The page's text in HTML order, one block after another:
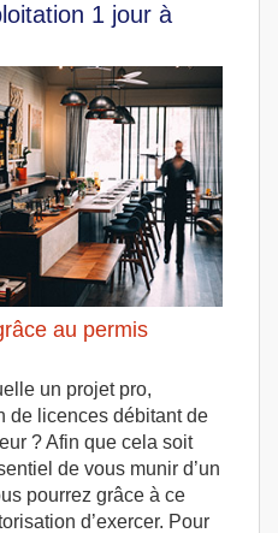
1 jour à
au permis
un projet pro,
de licences débitant de
? Afin que cela soit
de vous munir d’un
pourrez grâce à ce
d’exercer. Pour